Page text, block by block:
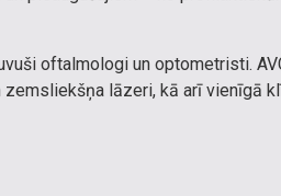
oftalmologi un optometristi.
lāzeri, kā arī vienīgā